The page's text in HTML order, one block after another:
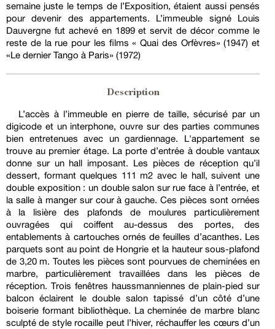
semaine juste le temps de l’Exposition, étaient aussi pensés
pour devenir des appartements. L’immeuble signé Louis
Dauvergne fut achevé en 1899 et servit de décor comme le
reste de la rue pour les films « Quai des Orfèvres» (1947) et
«Le dernier Tango à Paris» (1972)
Description
L’accès à l’immeuble en pierre de taille, sécurisé par un
digicode et un interphone, ouvre sur des parties communes
bien entretenues avec un gardiennage. L'appartement se
trouve au premier étage. La porte d’entrée à double vantaux
donne sur un hall imposant. Les pièces de réception qu’il
dessert, formant quelques 111 m2 avec le hall, suivent une
double exposition : un double salon sur rue face à l’entrée, et
la salle à manger sur cour à gauche. Ces pièces sont ornées
à la lisière des plafonds de moulures particulièrement
ouvragées qui coiffent au-dessus des portes, des
entablements à cartouches ornés de feuilles d’acanthes. Les
parquets sont au point de Hongrie et la hauteur sous-plafond
de 3,20 m. Toutes les pièces sont pourvues de cheminées en
marbre, particulièrement travaillées dans les pièces de
réception. Trois fenêtres haussmanniennes de plain-pied sur
balcon éclairent le double salon tapissé d’un côté d’une
boiserie formant bibliothèque. La cheminée de marbre blanc
sculpté de style rocaille peut l’hiver, réchauffer les cœurs d’un